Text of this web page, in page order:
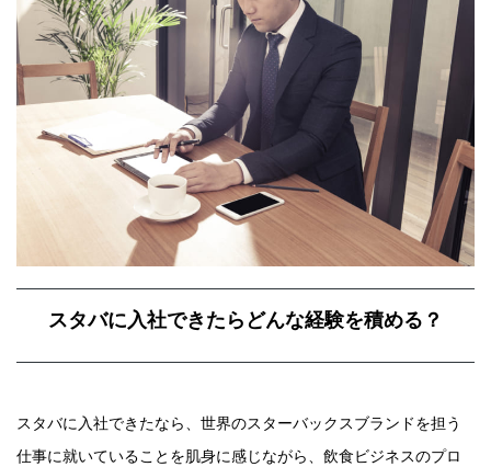
スタバに入社できたらどんな経験を積める？
スタバに入社できたなら、世界のスターバックスブランドを担う
仕事に就いていることを肌身に感じながら、飲食ビジネスのプロ